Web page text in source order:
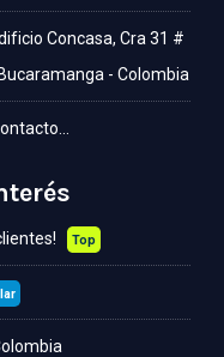
Concasa, Cra 31 #
- Colombia
Top